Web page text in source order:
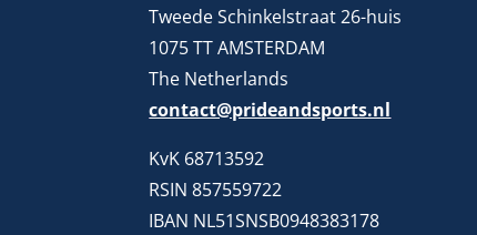
Tweede Schinkelstraat 26-huis
1075 TT AMSTERDAM
The Netherlands
contact@prideandsports.nl
KvK 68713592
RSIN 857559722
IBAN NL51SNSB0948383178